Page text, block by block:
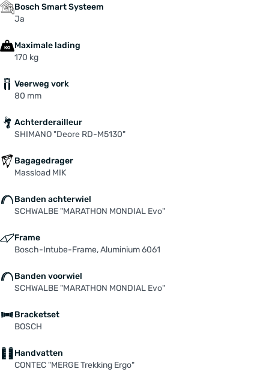
Bosch Smart Systeem
Ja
Maximale lading
170 kg
Veerweg vork
80 mm
Achterderailleur
SHIMANO "Deore RD-M5130"
Bagagedrager
Massload MIK
Banden achterwiel
SCHWALBE "MARATHON MONDIAL Evo"
Frame
Bosch-Intube-Frame, Aluminium 6061
Banden voorwiel
SCHWALBE "MARATHON MONDIAL Evo"
Bracketset
BOSCH
Handvatten
CONTEC "MERGE Trekking Ergo"